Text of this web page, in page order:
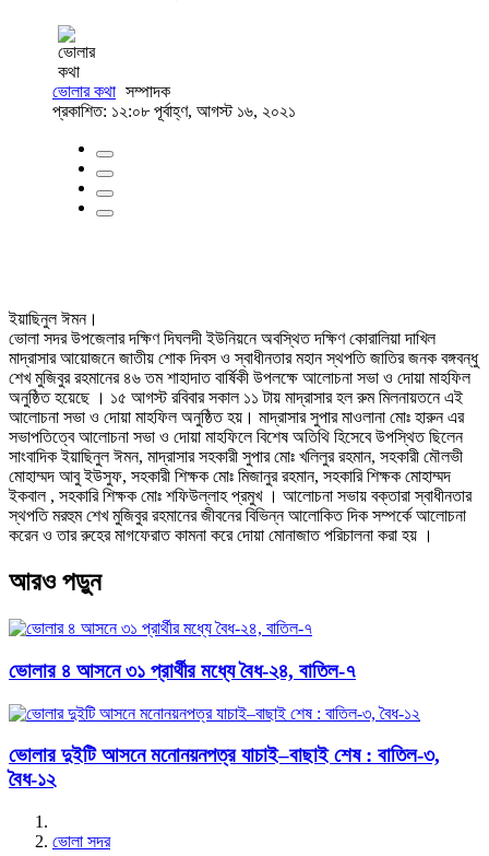
ভোলার কথা সম্পাদক
প্রকাশিত: ১২:০৮ পূর্বাহ্ণ, আগস্ট ১৬, ২০২১
ইয়াছিনুল ঈমন।
ভোলা সদর উপজেলার দক্ষিণ দিঘলদী ইউনিয়নে অবস্থিত দক্ষিণ কোরালিয়া দাখিল
মাদ্রাসার আয়োজনে জাতীয় শোক দিবস ও স্বাধীনতার মহান স্থপতি জাতির জনক বঙ্গবন্ধু
শেখ মুজিবুর রহমানের ৪৬ তম শাহাদাত বার্ষিকী উপলক্ষে আলোচনা সভা ও দোয়া মাহফিল
অনুষ্ঠিত হয়েছে । ১৫ আগস্ট রবিবার সকাল ১১ টায় মাদ্রাসার হল রুম মিলনায়তনে এই
আলোচনা সভা ও দোয়া মাহফিল অনুষ্ঠিত হয়। মাদ্রাসার সুপার মাওলানা মোঃ হারুন এর
সভাপতিত্বে আলোচনা সভা ও দোয়া মাহফিলে বিশেষ অতিথি হিসেবে উপস্থিত ছিলেন
সাংবাদিক ইয়াছিনুল ঈমন, মাদ্রাসার সহকারী সুপার মোঃ খলিলুর রহমান, সহকারী মৌলভী
মোহাম্মদ আবু ইউসুফ, সহকারী শিক্ষক মোঃ মিজানুর রহমান, সহকারি শিক্ষক মোহাম্মদ
ইকবাল , সহকারি শিক্ষক মোঃ শফিউল্লাহ প্রমুখ । আলোচনা সভায় বক্তারা স্বাধীনতার
স্থপতি মরহুম শেখ মুজিবুর রহমানের জীবনের বিভিন্ন আলোকিত দিক সম্পর্কে আলোচনা
করেন ও তার রুহের মাগফেরাত কামনা করে দোয়া মোনাজাত পরিচালনা করা হয় ।
আরও পড়ুন
ভোলার ৪ আসনে ৩১ প্রার্থীর মধ্যে বৈধ-২৪, বাতিল-৭
ভোলার দুইটি আসনে মনোনয়নপত্র যাচাই–বাছাই শেষ : বাতিল-৩,
বৈধ-১২
ভোলা সদর